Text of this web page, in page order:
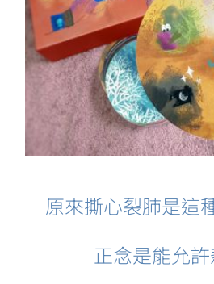
原來撕心裂肺是這
正念是能允許